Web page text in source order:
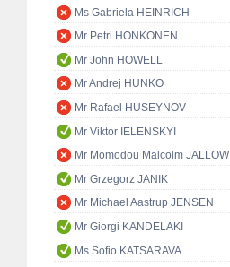
Ms Gabriela HEINRICH
Mr Petri HONKONEN
Mr John HOWELL
Mr Andrej HUNKO
Mr Rafael HUSEYNOV
Mr Viktor IELENSKYI
Mr Momodou Malcolm JALLOW
Mr Grzegorz JANIK
Mr Michael Aastrup JENSEN
Mr Giorgi KANDELAKI
Ms Sofio KATSARAVA